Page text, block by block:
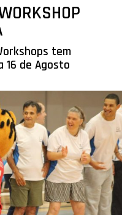
tem
16 de Agosto